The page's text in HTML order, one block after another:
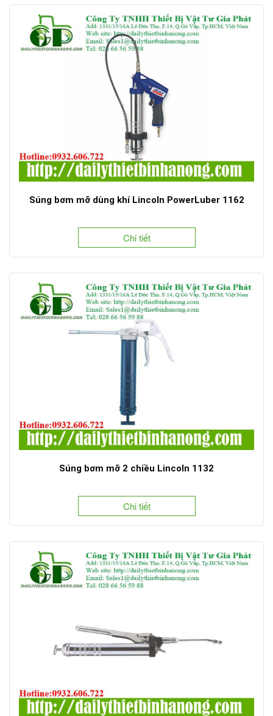
Súng bơm mỡ dùng khí Lincoln PowerLuber 1162
Chi tiết
Súng bơm mỡ 2 chiều Lincoln 1132
Chi tiết